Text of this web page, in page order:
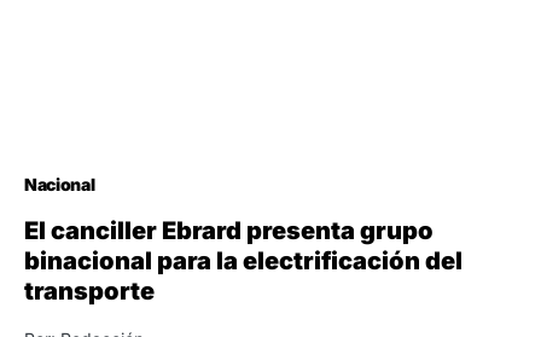
Nacional
El canciller Ebrard presenta grupo
binacional para la electrificación del
transporte